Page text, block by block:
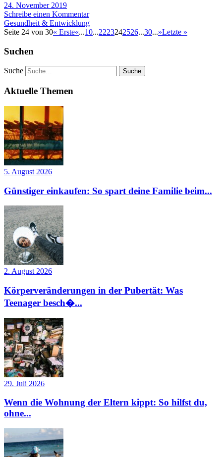
24. November 2019
Schreibe einen Kommentar
Gesundheit & Entwicklung
Seite 24 von 30« Erste«...10...2223242526...30...»Letzte »
Suchen
Suche
Aktuelle Themen
5. August 2026
Günstiger einkaufen: So spart deine Familie beim...
2. August 2026
Körperveränderungen in der Pubertät: Was
Teenager besch�...
29. Juli 2026
Wenn die Wohnung der Eltern kippt: So hilfst du,
ohne...